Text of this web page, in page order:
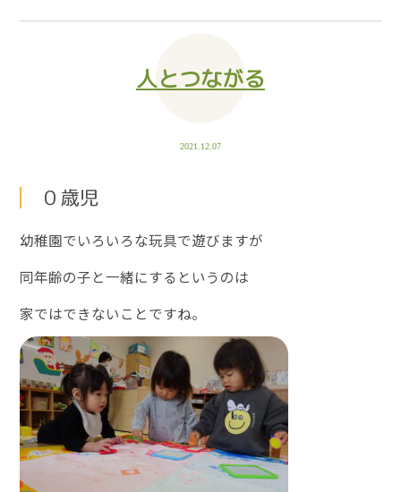
人とつながる
2021.12.07
０歳児
幼稚園でいろいろな玩具で遊びますが
同年齢の子と一緒にするというのは
家ではできないことですね。